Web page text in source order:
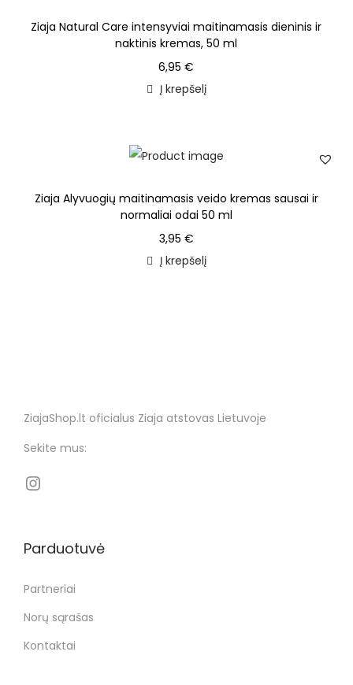
Ziaja Natural Care intensyviai maitinamasis dieninis ir
naktinis kremas, 50 ml
6,95€
Į krepšelį
Ziaja Alyvuogių maitinamasis veido kremas sausai ir
normaliai odai 50 ml
3,95 €
Į krepšelį
ZiajaShop.lt oficialus Ziaja atstovas Lietuvoje
Sekite mus:
Parduotuvė
Partneriai
Norų sąrašas
Kontaktai